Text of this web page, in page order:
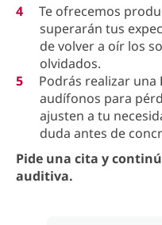
Te ofrecemos
superarán tus
de volver a oír los
olvidados.
Podrás realizar una
audífonos para
ajusten a tu
duda antes de
Pide una cita y
auditiva.